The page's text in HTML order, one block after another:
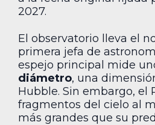
2027.
El observatorio lleva el
primera jefa de
espejo principal mide
diámetro, una
Hubble. Sin embargo, el
fragmentos del cielo al
más grandes que su